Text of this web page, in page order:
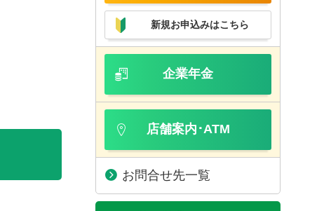
新規お申込みはこちら
企業年金
店舗案内･ATM
お問合せ先一覧